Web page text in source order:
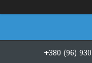
+380 (96)